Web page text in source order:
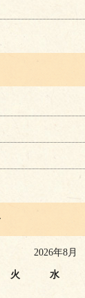
2026年8月
火 水